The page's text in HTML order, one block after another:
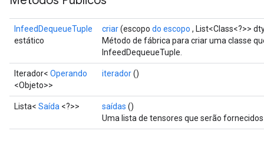
InfeedDequeueTuple
estático
criar(escopo do escopo , List<Class<?>>
Método de fábrica para criar uma classe
InfeedDequeueTuple.
Iterador< Operando
<Objeto>>
iterador()
Lista< Saída <?>> saídas ()
Uma lista de tensores que serão